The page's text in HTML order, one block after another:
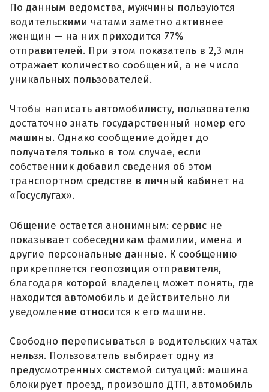
По данным ведомства, мужчины пользуются
водительскими чатами заметно активнее
женщин — на них приходится 77%
отправителей. При этом показатель в 2,3 млн
отражает количество сообщений, а не число
уникальных пользователей.
Чтобы написать автомобилисту, пользователю
достаточно знать государственный номер его
машины. Однако сообщение дойдет до
получателя только в том случае, если
собственник добавил сведения об этом
транспортном средстве в личный кабинет на
«Госуслугах».
Общение остается анонимным: сервис не
показывает собеседникам фамилии, имена и
другие персональные данные. К сообщению
прикрепляется геопозиция отправителя,
благодаря которой владелец может понять, где
находится автомобиль и действительно ли
уведомление относится к его машине.
Свободно переписываться в водительских чатах
нельзя. Пользователь выбирает одну из
предусмотренных системой ситуаций: машина
блокирует проезд, произошло ДТП, автомобиль